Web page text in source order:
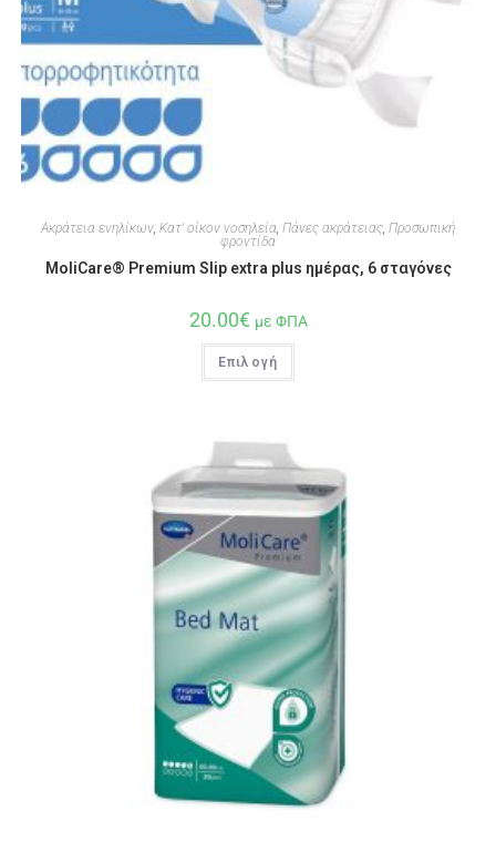
Ακράτεια ενηλίκων, Κατ' οίκον νοσηλεία, Πάνες ακράτειας, Προσωπική
φροντίδα
MoliCare® Premium Slip extra plus ημέρας, 6 σταγόνες
20.00€ με ΦΠΑ
Επιλογή